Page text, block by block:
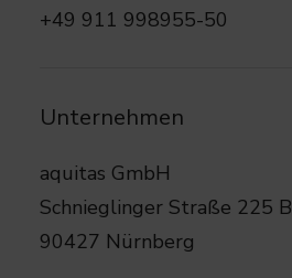
+49 911 998955-50
Unternehmen
aquitas GmbH
Schnieglinger Straße 225 B
90427 Nürnberg